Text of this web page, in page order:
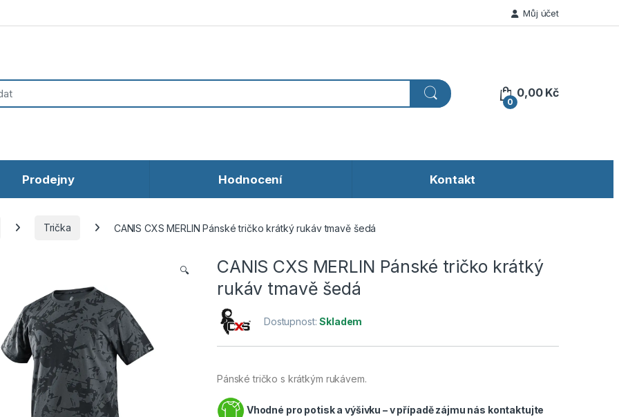
Můj účet
0
0,00 Kč
Prodejny Hodnocení Kontakt
Trička CANIS CXS MERLIN Pánské tričko krátký rukáv tmavě šedá
🔍
CANIS CXS MERLIN Pánské tričko krátký
rukáv tmavě šedá
Dostupnost:Skladem
Pánské tričko s krátkým rukávem.
Vhodné pro potisk a výšivku – v případě zájmu nás kontaktujte